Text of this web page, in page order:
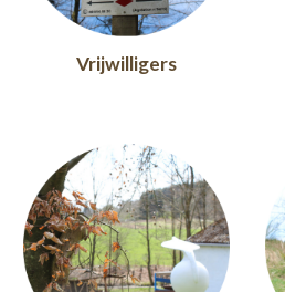
Vrijwilligers